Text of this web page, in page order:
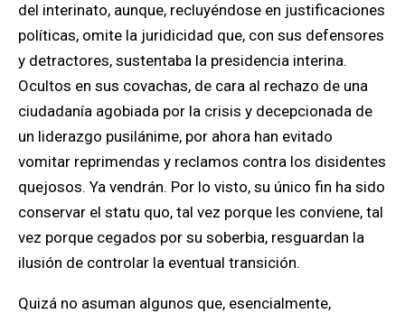
del interinato, aunque, recluyéndose en justificaciones
políticas, omite la juridicidad que, con sus defensores
y detractores, sustentaba la presidencia interina.
Ocultos en sus covachas, de cara al rechazo de una
ciudadanía agobiada por la crisis y decepcionada de
un liderazgo pusilánime, por ahora han evitado
vomitar reprimendas y reclamos contra los disidentes
quejosos. Ya vendrán. Por lo visto, su único fin ha sido
conservar el statu quo, tal vez porque les conviene, tal
vez porque cegados por su soberbia, resguardan la
ilusión de controlar la eventual transición.
Quizá no asuman algunos que, esencialmente,